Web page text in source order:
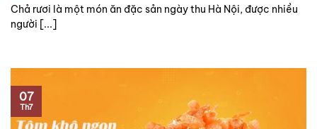
Chả rươi là một món ăn đặc sản ngày thu Hà Nội, được nhiều
người [...]
07
Th7